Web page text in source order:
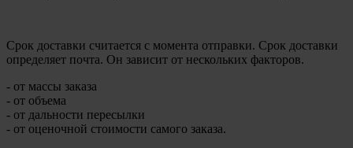
Срок доставки считается с момента отправки. Срок доставки
определяет почта. Он зависит от нескольких факторов.
- от массы заказа
- от объема
- от дальности пересылки
- от оценочной стоимости самого заказа.